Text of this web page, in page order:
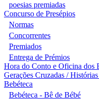
poesias premiadas
Concurso de Presépios
Normas
Concorrentes
Premiados
Entrega de Prémios
Hora do Conto e Oficina dos
Gerações Cruzadas /
Bebéteca
Bebéteca - Bê de Bébé